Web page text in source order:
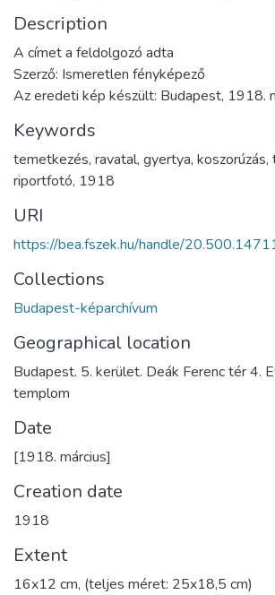
Description
A címet a feldolgozó adta
Szerző: Ismeretlen fényképező
Az eredeti kép készült: Budapest, 1918.
Keywords
temetkezés, ravatal, gyertya, koszorúzás,
riportfotó, 1918
URI
https://bea.fszek.hu/handle/
Collections
Budapest-képarchívum
Geographical location
Budapest. 5. kerület. Deák Ferenc tér 4.
templom
Date
[1918. március]
Creation date
1918
Extent
16x12 cm, (teljes méret: 25x18,5 cm)